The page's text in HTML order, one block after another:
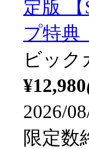
定版
プ特典
ビック
¥12,980
2026/
限定数